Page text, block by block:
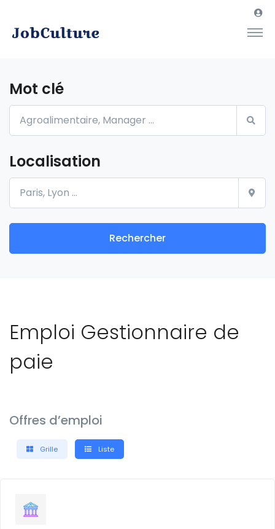
Mot clé
Localisation
Rechercher
Emploi Gestionnaire de
paie
Offres d’emploi
Grille Liste